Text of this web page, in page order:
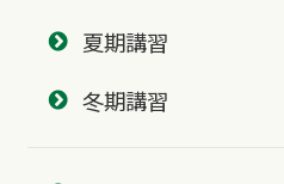
夏期講習
冬期講習